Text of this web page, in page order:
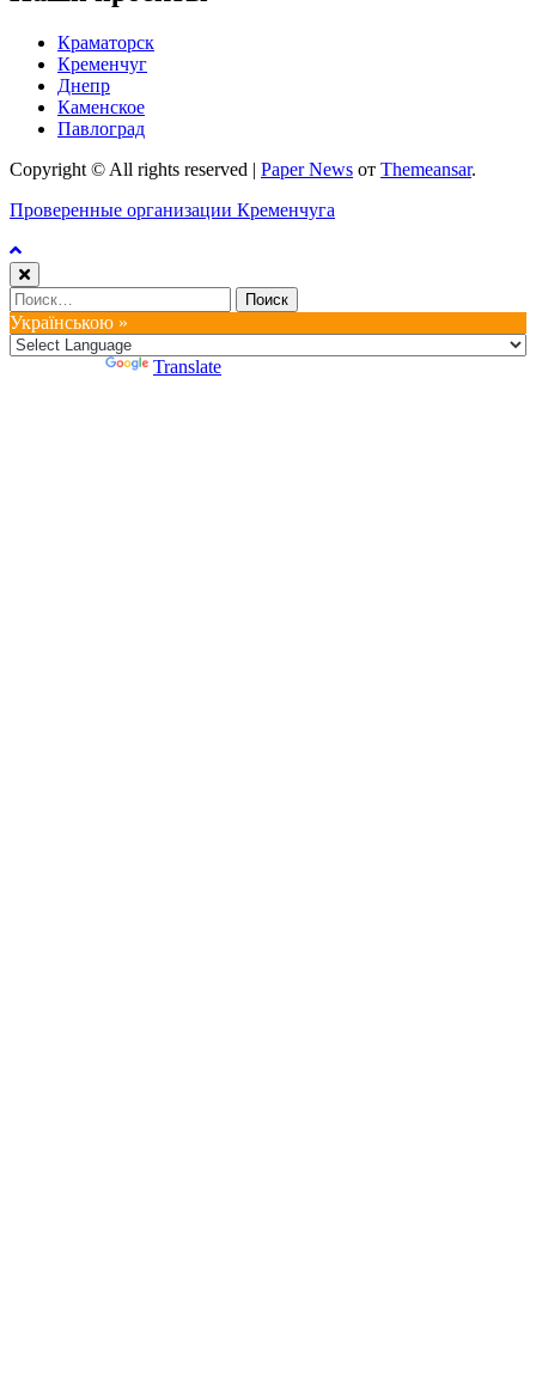
Краматорск
Кременчуг
Днепр
Каменское
Павлоград
Copyright © All rights reserved | Paper News от Themeansar.
Проверенные организации Кременчуга
Найти:
Українською »
Translate